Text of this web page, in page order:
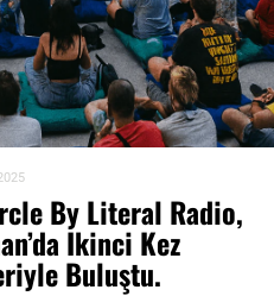
By Literal Radio,
Ikinci Kez
Buluştu.